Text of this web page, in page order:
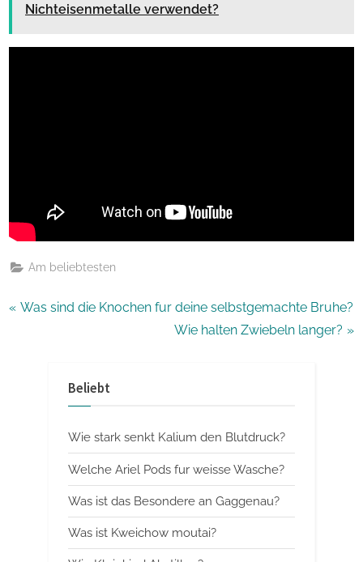
Nichteisenmetalle verwendet?
Am beliebtesten
Beitragsnavigation
P
Was sind die Knochen fur deine selbstgemachte Bruhe?
N
o
s
t
:
Wie halten Zwiebeln langer?
Beliebt
Wie stark senkt Kalium den Blutdruck?
Welche Ariel Pods fur weisse Wasche?
Was ist das Besondere an Gaggenau?
Was ist Kweichow moutai?